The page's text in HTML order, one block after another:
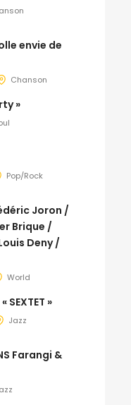
envie de
Chanson
»
Pop/Rock
Joron /
Brique /
Deny /
World
SEXTET »
Jazz
Farangi &